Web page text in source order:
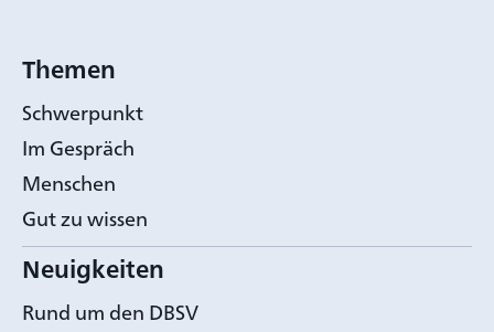
Themen
Schwerpunkt
Im Gespräch
Menschen
Gut zu wissen
Neuigkeiten
Rund um den DBSV